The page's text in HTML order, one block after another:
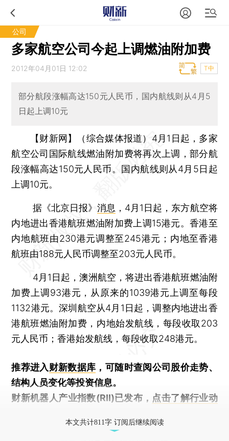
公司
多家航空公司今起上调燃油附加费
2012年04月01日 12:02 T中
部分航段涨幅高达150元人民币，国内航线则从4月5
日起上调10元
【财新网】（综合媒体报道） 4月1日起，多家
航空公司国际航线燃油附加费将再次上调，部分航
段涨幅高达150元人民币。国内航线则从4月5日起
上调10元。
据《北京日报》 消息 ，4月1日起，东方航空将
内地进出香港航班燃油附加费上调15港元。香港至
内地航班由230港元调整至245港元；内地至香港
航班由188元人民币调整至203元人民币。
4月1日起，澳洲航空，将进出香港航班燃油附
加费上调93港元，从原来的1039港元上调至每段
1132港元。深圳航空从4月1日起，调整内地进出香
港航班燃油附加费，内地始发航线，每段收取203
元人民币；香港始发航线，每段收取248港元。
推荐进入财新数据库 ，可随时查阅公司股价走势、
结构人员变化等投资信息。
财新机器人产业指数(RII)已发布， 点击了解行业动
本文共计811字 订阅后继续阅读